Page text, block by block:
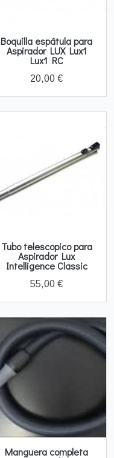
Boquilla espátula para
Aspirador LUX Lux1
Lux1 RC
20,00 €
Tubo telescopico para
Aspirador Lux
Intelligence Classic
55,00 €
Manguera completa